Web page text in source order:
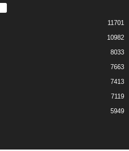
11701
10982
8033
7663
7413
7119
5949